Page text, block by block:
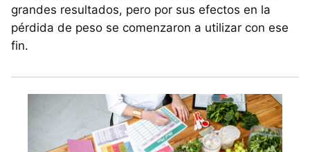
grandes resultados, pero por sus efectos en la
pérdida de peso se comenzaron a utilizar con ese
fin.